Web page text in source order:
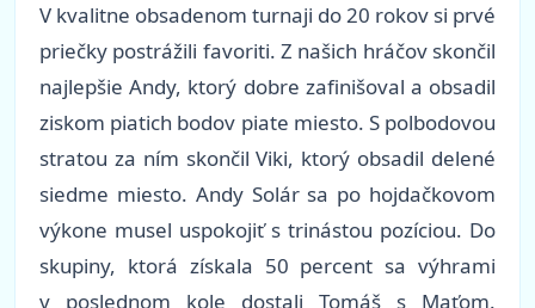
V kvalitne obsadenom turnaji do 20 rokov si prvé
priečky postrážili favoriti. Z našich hráčov skončil
najlepšie Andy, ktorý dobre zafinišoval a obsadil
ziskom piatich bodov piate miesto. S polbodovou
stratou za ním skončil Viki, ktorý obsadil delené
siedme miesto. Andy Solár sa po hojdačkovom
výkone musel uspokojiť s trinástou pozíciou. Do
skupiny, ktorá získala 50 percent sa výhrami
v poslednom kole dostali Tomáš s Maťom.